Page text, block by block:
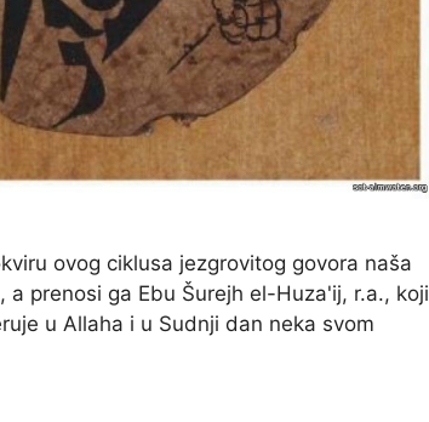
prenosi ga Ebu Šurejh el-Huza'ij, r.a., koji
u Allaha i u Sudnji dan neka svom